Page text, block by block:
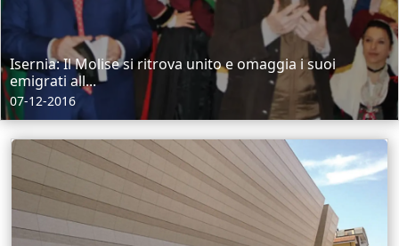
Isernia: Il Molise si ritrova unito e omaggia i suoi
emigrati all...
07-12-2016